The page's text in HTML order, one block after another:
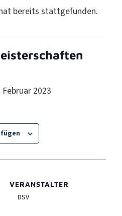
bereits stattgefunden.
Februar 2023
VERANSTALTER
DSV